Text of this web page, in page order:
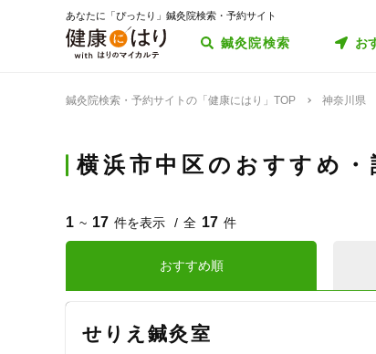
あなたに「ぴったり」鍼灸院検索・予約サイト
鍼灸院検索 お
鍼灸院検索・予約サイトの「健康にはり」TOP 神奈川県
横浜市中区のおすすめ
1 ~ 17 件を表示 全 17 件
おすすめ順
せりえ鍼灸室